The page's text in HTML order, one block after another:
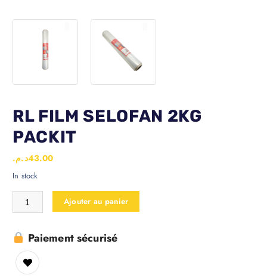
RL FILM SELOFAN 2KG
PACKIT
43.00د.م.
In stock
Ajouter au panier
Paiement sécurisé